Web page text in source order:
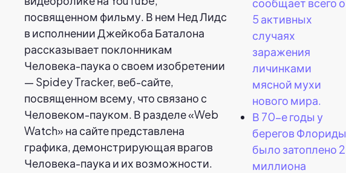
посвященном фильму. В нем Нед Лидс
в исполнении Джейкоба Баталона
рассказывает поклонникам
Человека-паука о своем изобретении
— Spidey Tracker, веб-сайте,
посвященном всему, что связано с
Человеком-пауком. В разделе «Web
Watch» на сайте представлена
графика, демонстрирующая врагов
Человека-паука и их возможности.
5 активных
случаях
заражения
личинками
мясной мухи
нового мира.
В 70-е годы у
берегов Флориды
было затоплено 2
миллиона